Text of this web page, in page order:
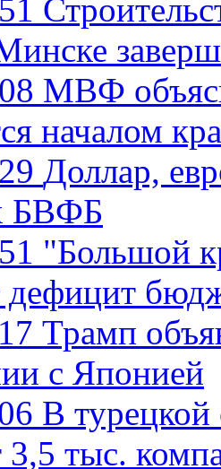
МВФ
началом
Доллар,
БВФБ
"Большой
дефицит
Трамп
с Японией
В
3,5 тыс.